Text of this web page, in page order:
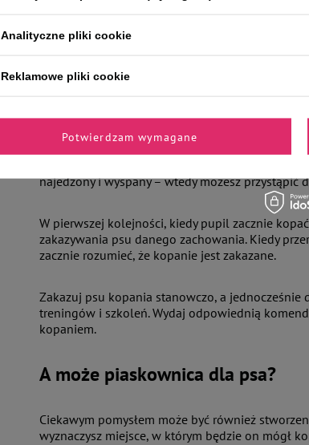
Jak oduczyć psa kopania w
Aby skutecznie oduczyć psa kopania w
zwierzaka. Warto oczywiście zacząć od
potrzebny jest trening, który ma na celu
Kiedy planujesz spędzić popołudnie na
najedzony i wyspany – wtedy możesz przystąpić
W pierwszej kolejności, kiedy pupil zacznie
zakazywania psu danego zachowania. Kiedy
zacznie rozumieć, że kopanie jest zakazane.
Zakazuj psu kopania stanowczo, a
treningów i szkoleń. Wydaj odpowiednią
kopaniem.
A może piaskownica dla psa?
Ciekawym pomysłem może być również
wyznaczysz miejsce, w którym będzie on mógł
Analityczne pliki cookie
Reklamowe pliki cookie
Potwierdzam wymagane